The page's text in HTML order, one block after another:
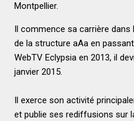
Montpellier.
Il commence sa carrière dans
de la structure aAa en
WebTV Eclypsia en 2013, il
janvier 2015.
Il exerce son activité
et publie ses rediffusions sur